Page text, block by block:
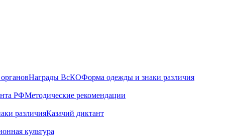
Награды ВсКОФорма одежды и знаки различия
РФМетодические рекомендации
различияКазачий диктант
культура